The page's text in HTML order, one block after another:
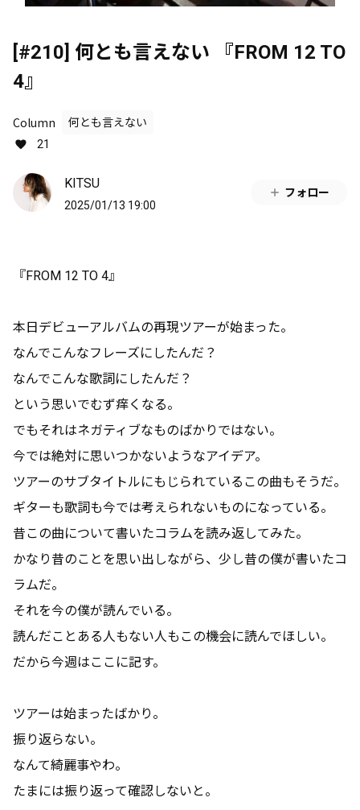
[#210] 何とも言えない 『FROM 12 TO
4』
Column
何とも言えない
21
KITSU
2025/01/13 19:00
フォロー
『FROM 12 TO 4』
本日デビューアルバムの再現ツアーが始まった。
なんでこんなフレーズにしたんだ？
なんでこんな歌詞にしたんだ？
という思いでむず痒くなる。
でもそれはネガティブなものばかりではない。
今では絶対に思いつかないようなアイデア。
ツアーのサブタイトルにもじられているこの曲もそうだ。
ギターも歌詞も今では考えられないものになっている。
昔この曲について書いたコラムを読み返してみた。
かなり昔のことを思い出しながら、少し昔の僕が書いたコ
ラムだ。
それを今の僕が読んでいる。
読んだことある人もない人もこの機会に読んでほしい。
だから今週はここに記す。
ツアーは始まったばかり。
振り返らない。
なんて綺麗事やわ。
たまには振り返って確認しないと。